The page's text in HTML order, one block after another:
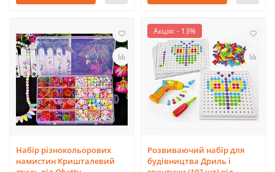
Набір різнокольорових
намистин Кришталевий
Акція: - 13%
Розвиваючий набір для
будівництва Дриль і